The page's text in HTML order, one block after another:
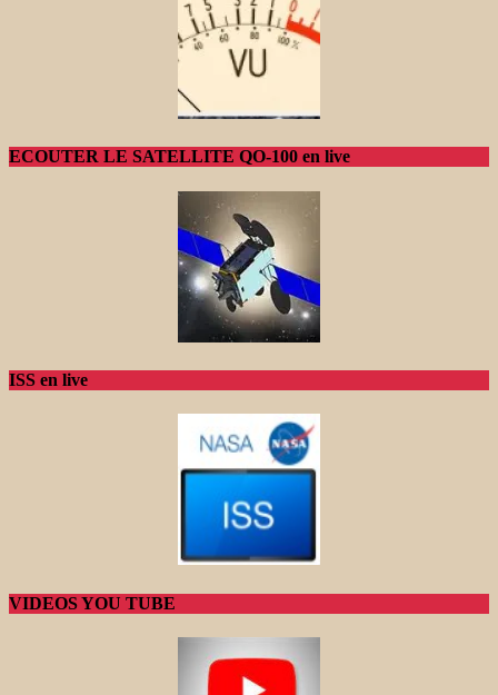
ECOUTER LE SATELLITE QO-100 en live
ISS en live
VIDEOS YOU TUBE